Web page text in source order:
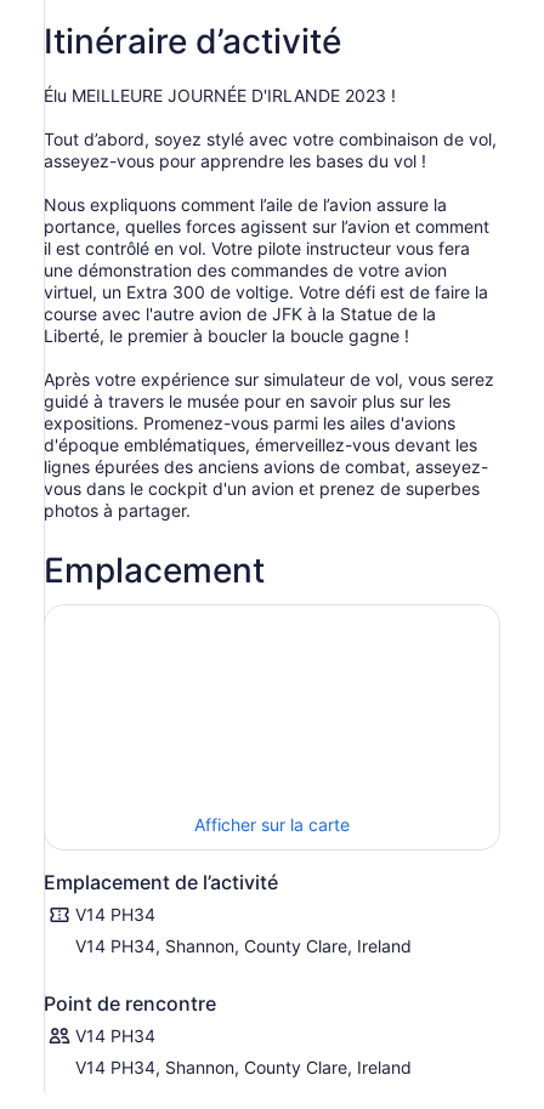
Itinéraire d’activité
Élu MEILLEURE JOURNÉE D'IRLANDE 2023 !
Tout d’abord, soyez stylé avec votre combinaison de vol,
asseyez-vous pour apprendre les bases du vol !
Nous expliquons comment l’aile de l’avion assure la
portance, quelles forces agissent sur l’avion et comment
il est contrôlé en vol. Votre pilote instructeur vous fera
une démonstration des commandes de votre avion
virtuel, un Extra 300 de voltige. Votre défi est de faire la
course avec l'autre avion de JFK à la Statue de la
Liberté, le premier à boucler la boucle gagne !
Après votre expérience sur simulateur de vol, vous serez
guidé à travers le musée pour en savoir plus sur les
expositions. Promenez-vous parmi les ailes d'avions
d'époque emblématiques, émerveillez-vous devant les
lignes épurées des anciens avions de combat, asseyez-
vous dans le cockpit d'un avion et prenez de superbes
photos à partager.
Emplacement
Afficher sur la carte
Emplacement de l’activité
V14 PH34
V14 PH34, Shannon, County Clare, Ireland
Point de rencontre
V14 PH34
V14 PH34, Shannon, County Clare, Ireland